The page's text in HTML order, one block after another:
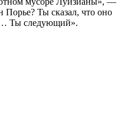
Порье? Ты сказал, что оно
Ты следующий».